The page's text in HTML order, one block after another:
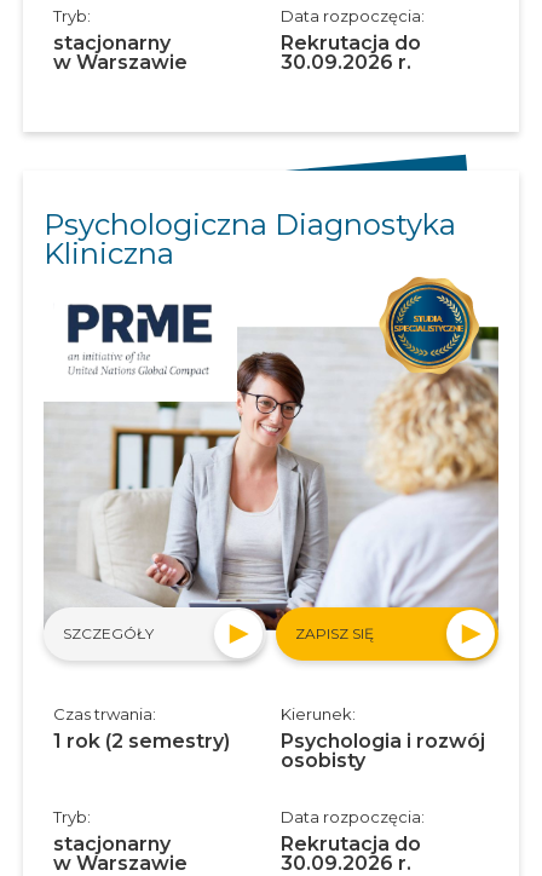
Tryb:
stacjonarny
w Warszawie
Data rozpoczęcia:
Rekrutacja do
30.09.2026 r.
Psychologiczna Diagnostyka
Kliniczna
SZCZEGÓŁY ZAPISZ SIĘ
Czas trwania:
1 rok (2 semestry)
Kierunek:
Psychologia i rozwój
osobisty
Tryb:
stacjonarny
w Warszawie
Data rozpoczęcia:
Rekrutacja do
30.09.2026 r.